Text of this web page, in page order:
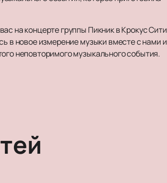
на концерте группы Пикник в Крокус Сити
в новое измерение музыки вместе с нами и
неповторимого музыкального события.